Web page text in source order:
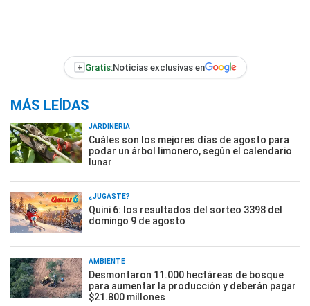
+ Gratis:Noticias exclusivas en
MÁS LEÍDAS
JARDINERÍA
Cuáles son los mejores días de agosto para
podar un árbol limonero, según el calendario
lunar
¿JUGASTE?
Quini 6: los resultados del sorteo 3398 del
domingo 9 de agosto
AMBIENTE
Desmontaron 11.000 hectáreas de bosque
para aumentar la producción y deberán pagar
$21.800 millones